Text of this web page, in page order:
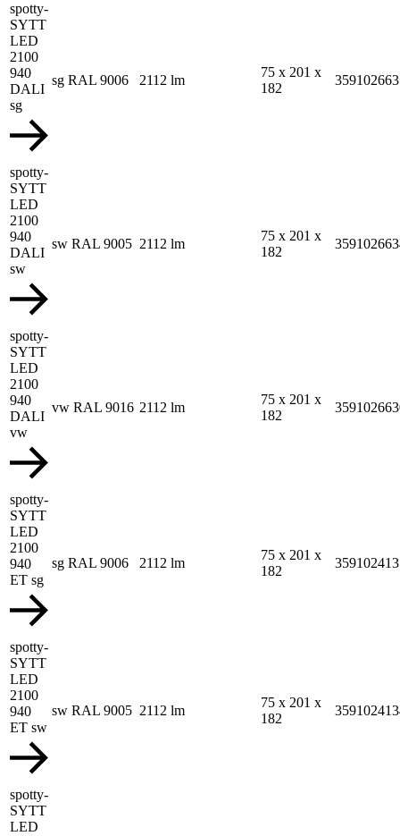
spotty-
SYTT
LED
2100
940
DALI
sg
sg RAL 9006 2112 lm
75 x 201 x
182
spotty-
SYTT
LED
2100
940
DALI
sw
sw RAL 9005 2112 lm
75 x 201 x
182
spotty-
SYTT
LED
2100
940
DALI
vw
vw RAL 9016 2112 lm
75 x 201 x
182
spotty-
SYTT
LED
2100
940
ET sg
sg RAL 9006 2112 lm
75 x 201 x
182
spotty-
SYTT
LED
2100
940
ET sw
sw RAL 9005 2112 lm
75 x 201 x
182
spotty-
SYTT
LED